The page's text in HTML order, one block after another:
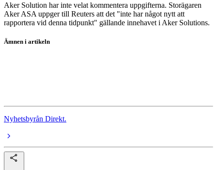
Aker Solution har inte velat kommentera uppgifterna. Storägaren
Aker ASA uppger till Reuters att det "inte har något nytt att
rapportera vid denna tidpunkt" gällande innehavet i Aker Solutions.
Ämnen i artikeln
Nyhetsbyrån Direkt.